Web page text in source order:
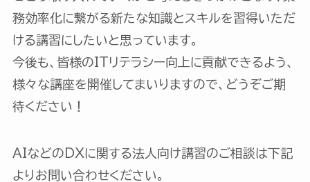
務効率化に繋がる新たな知識とスキルを習得いただ
ける講習にしたいと思っています。
今後も、皆様のITリテラシー向上に貢献できるよう、
様々な講座を開催してまいりますので、どうぞご期
待ください！
AIなどのDXに関する法人向け講習のご相談は下記
よりお問い合わせください。